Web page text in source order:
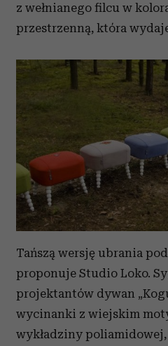
z wełnianego filcu w
przestrzenną, która
Tańszą wersję ubrania
proponuje Studio Loko.
projektantów dywan
wycinanki z wiejskim
wykładziny poliamidowej,